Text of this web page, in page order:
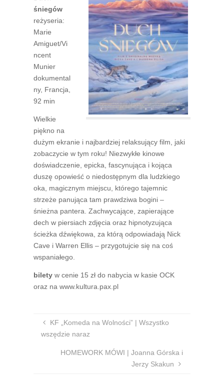
śniegów
reżyseria:
Marie
Amiguet/Vi
ncent
Munier
dokumental
ny, Francja,
92 min
Wielkie
piękno na
dużym ekranie i najbardziej relaksujący film, jaki
zobaczycie w tym roku! Niezwykłe kinowe
doświadczenie, epicka, fascynująca i kojąca
duszę opowieść o niedostępnym dla ludzkiego
oka, magicznym miejscu, którego tajemnic
strzeże panująca tam prawdziwa bogini –
śnieżna pantera. Zachwycające, zapierające
dech w piersiach zdjęcia oraz hipnotyzująca
ścieżka dźwiękowa, za którą odpowiadają Nick
Cave i Warren Ellis – przygotujcie się na coś
wspaniałego.
bilety w cenie 15 zł do nabycia w kasie OCK
oraz na www.kultura.pax.pl
KF „Komeda na Wolności” | Wszystko
wszędzie naraz
HOMEWORK MÓWI | Joanna Górska i
Jerzy Skakun